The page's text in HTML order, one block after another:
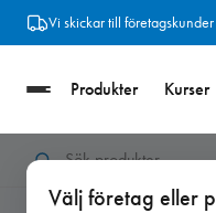
Hoppa
Vi skickar till
Produkter Kurser
Välj företag eller
Hem Fresh 80 db Vit